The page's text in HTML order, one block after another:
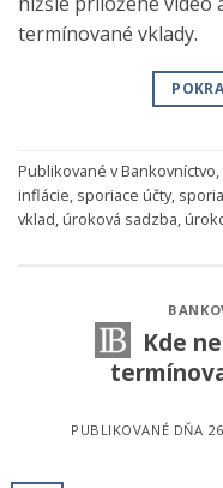
termínované vklady.
Publikované vBankovníctvo,
inflácie, sporiace účty,
vklad,úroková sadzba,
Kde
PUBLIKOVANÉ DŇA